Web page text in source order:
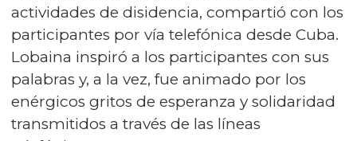
actividades de disidencia, compartió con los
participantes por vía telefónica desde Cuba.
Lobaina inspiró a los participantes con sus
palabras y, a la vez, fue animado por los
enérgicos gritos de esperanza y solidaridad
transmitidos a través de las líneas